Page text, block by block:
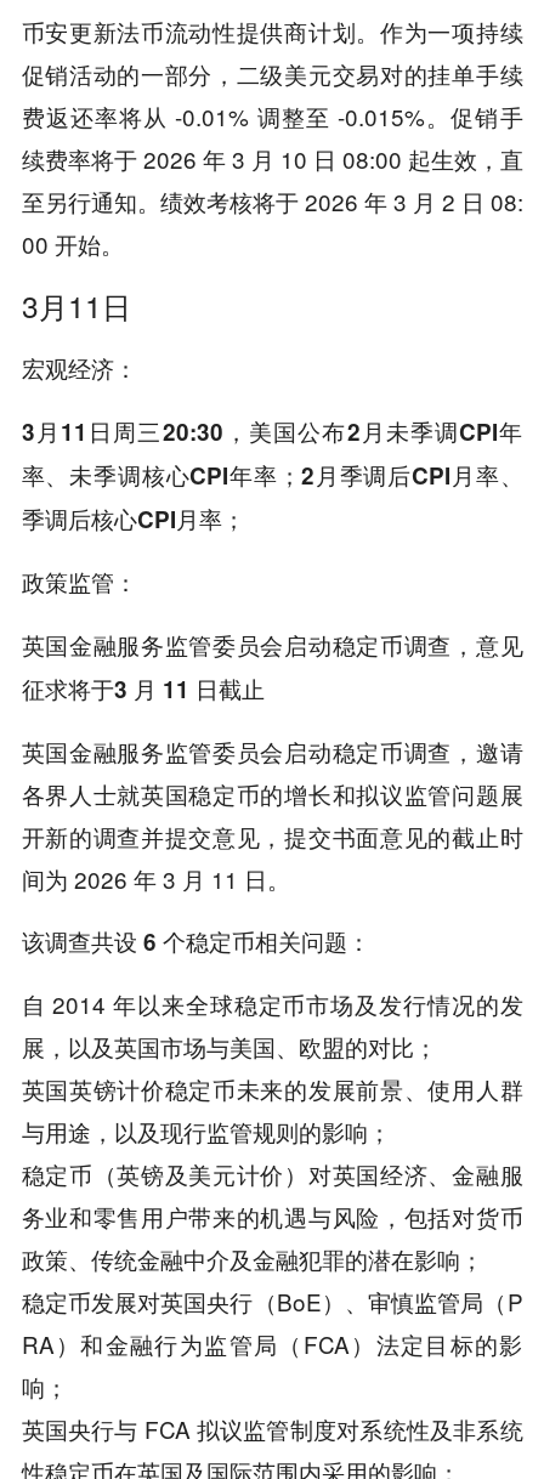
币安更新法币流动性提供商计划。作为一项持续
促销活动的一部分，二级美元交易对的挂单手续
费返还率将从 -0.01% 调整至 -0.015%。促销手
续费率将于 2026 年 3 月 10 日 08:00 起生效，直
至另行通知。绩效考核将于 2026 年 3 月 2 日 08:
00 开始。
3月11日
宏观经济：
3月11日周三20:30，美国公布2月未季调CPI年
率、未季调核心CPI年率；2月季调后CPI月率、
季调后核心CPI月率；
政策监管：
英国金融服务监管委员会启动稳定币调查，意见
征求将于3 月 11 日截止
英国金融服务监管委员会启动稳定币调查，邀请
各界人士就英国稳定币的增长和拟议监管问题展
开新的调查并提交意见，提交书面意见的截止时
间为 2026 年 3 月 11 日。
该调查共设 6 个稳定币相关问题：
自 2014 年以来全球稳定币市场及发行情况的发
展，以及英国市场与美国、欧盟的对比；
英国英镑计价稳定币未来的发展前景、使用人群
与用途，以及现行监管规则的影响；
稳定币（英镑及美元计价）对英国经济、金融服
务业和零售用户带来的机遇与风险，包括对货币
政策、传统金融中介及金融犯罪的潜在影响；
稳定币发展对英国央行（BoE）、审慎监管局（P
RA）和金融行为监管局（FCA）法定目标的影
响；
英国央行与 FCA 拟议监管制度对系统性及非系统
性稳定币在英国及国际范围内采用的影响；